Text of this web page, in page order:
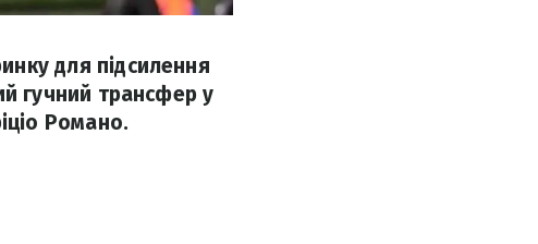
для підсилення
гучний трансфер у
Романо.